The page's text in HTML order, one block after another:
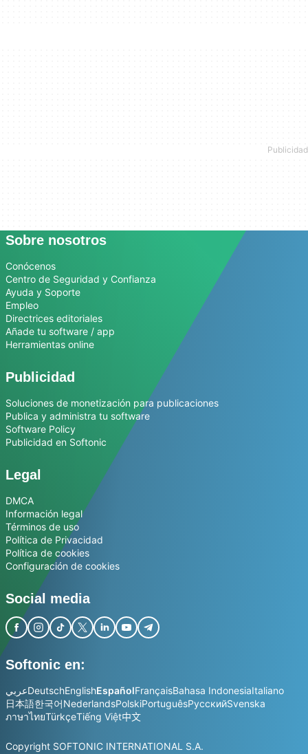
Sobre nosotros
Conócenos
Centro de Seguridad y Confianza
Ayuda y Soporte
Empleo
Directrices editoriales
Añade tu software / app
Herramientas online
Publicidad
Soluciones de monetización para publicaciones
Publica y administra tu software
Software Policy
Publicidad en Softonic
Legal
DMCA
Información legal
Términos de uso
Política de Privacidad
Política de cookies
Configuración de cookies
Social media
Softonic en:
عربيDeutschEnglishEspañolFrançaisBahasa IndonesiaItaliano
日本語한국어NederlandsPolskiPortuguêsРусскийSvenska
ภาษาไทยTürkçeTiếng Việt中文
Copyright SOFTONIC INTERNATIONAL S.A.